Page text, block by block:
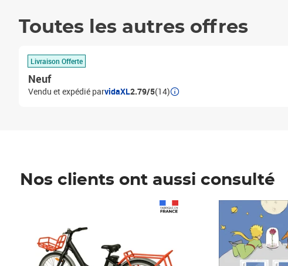
Toutes les autres offres
Livraison Offerte
Neuf
Vendu et expédié parvidaXL2.79/5(14)
Nos clients ont aussi consulté
Prix 6,25€ HT